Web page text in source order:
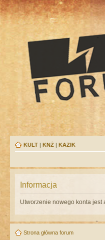
KULT | KNŻ | KAZIK
Informacja
Utworzenie nowego konta jest
Strona główna forum